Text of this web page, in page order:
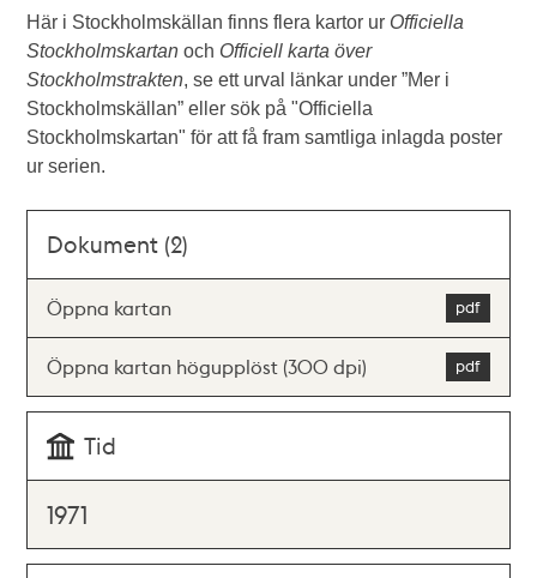
Här i Stockholmskällan finns flera kartor ur Officiella
Stockholmskartan och Officiell karta över
Stockholmstrakten, se ett urval länkar under ”Mer i
Stockholmskällan” eller sök på "Officiella
Stockholmskartan" för att få fram samtliga inlagda poster
ur serien.
Dokument (2)
Öppna kartan
Öppna kartan högupplöst (300 dpi)
Tid
1971